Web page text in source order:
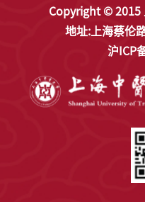
Copyright © 2015
地址:上海蔡伦
沪ICP